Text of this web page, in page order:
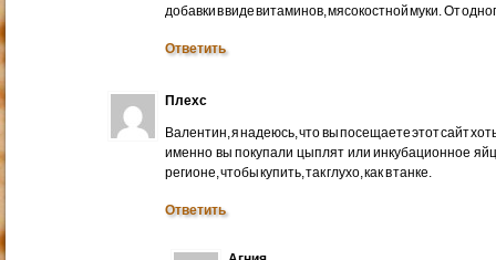
добавки в виде витаминов, мясокостной муки. От
Ответить
Плехс
Валентин, я надеюсь, что вы посещаете этот сайт
именно вы покупали цыплят или инкубационное
регионе, чтобы купить, так глухо, как в танке.
Ответить